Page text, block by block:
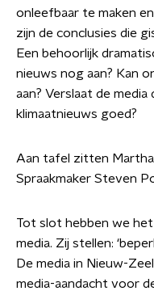
onleefbaar te maken
zijn de conclusies die
Een behoorlijk
nieuws nog aan? Kan
aan? Verslaat de
klimaatnieuws goed?
Aan tafel zitten Martha
Spraakmaker Steven
Tot slot hebben we
media. Zij stellen:
De media in Nieuw-
media-aandacht voor